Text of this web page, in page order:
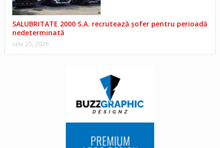
SALUBRITATE 2000 S.A. recrutează șofer pentru perioadă
nedeterminată
iulie 25, 2026